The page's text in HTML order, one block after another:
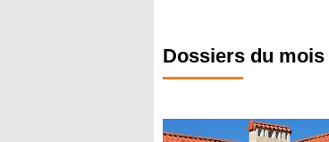
Dossiers du mois